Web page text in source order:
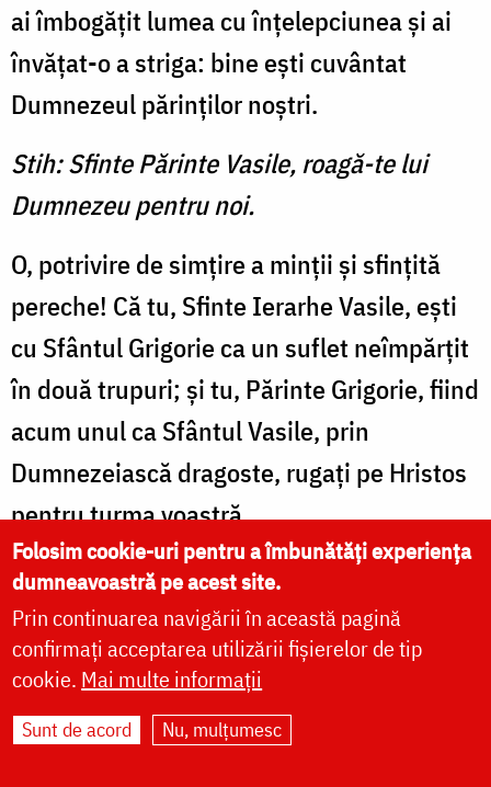
ai îmbogăţit lumea cu înţelepciunea şi ai
învăţat-o a striga: bine eşti cuvântat
Dumnezeul părinţilor noştri.
Stih: Sfinte Părinte Vasile, roagă-te lui
Dumnezeu pentru noi.
O, potrivire de simţire a minţii şi sfinţită
pereche! Că tu, Sfinte Ierarhe Vasile, eşti
cu Sfântul Grigorie ca un suflet neîmpărţit
în două trupuri; şi tu, Părinte Grigorie, fiind
acum unul ca Sfântul Vasile, prin
Dumnezeiască dragoste, rugaţi pe Hristos
pentru turma voastră.
Stih: Sfinte Părinte Vasile, roagă-te lui
Dumnezeu pentru noi.
Tatăl orfanilor şi ocrotitor văduvelor,
bogăţie săracilor şi bătrâneţilor toiag,
Folosim cookie-uri pentru a îmbunătăți experiența
dumneavoastră pe acest site.
Prin continuarea navigării în această pagină
confirmați acceptarea utilizării fișierelor de tip
cookie. Mai multe informații
Sunt de acord Nu, mulțumesc